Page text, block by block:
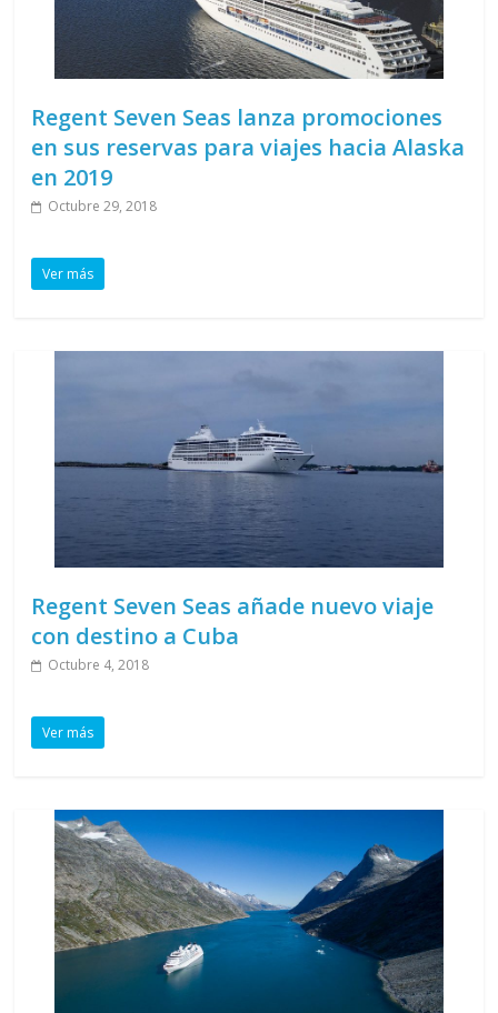
Regent Seven Seas lanza promociones
en sus reservas para viajes hacia Alaska
en 2019
Octubre 29, 2018
Ver más
Regent Seven Seas añade nuevo viaje
con destino a Cuba
Octubre 4, 2018
Ver más